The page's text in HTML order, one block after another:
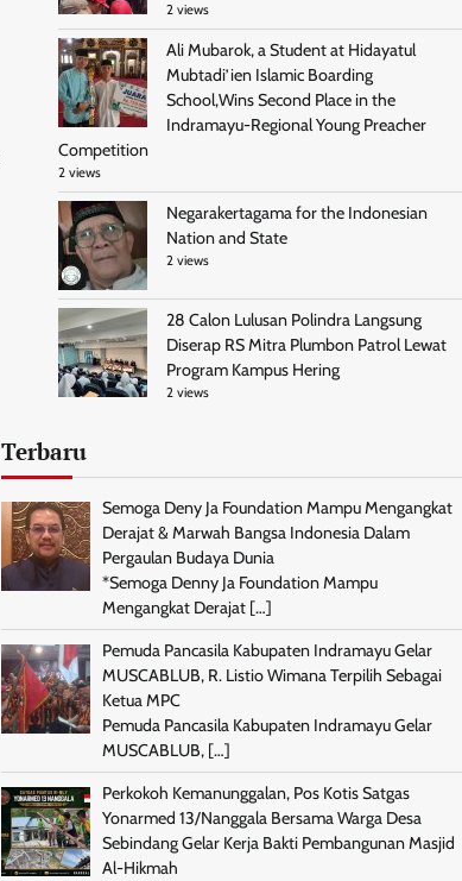
2 views
Ali Mubarok, a Student at Hidayatul
Mubtadi’ien Islamic Boarding
School,Wins Second Place in the
Indramayu-Regional Young Preacher
Competition
2 views
Negarakertagama for the Indonesian
Nation and State
2 views
28 Calon Lulusan Polindra Langsung
Diserap RS Mitra Plumbon Patrol Lewat
Program Kampus Hering
2 views
Terbaru
Semoga Deny Ja Foundation Mampu Mengangkat
Derajat & Marwah Bangsa Indonesia Dalam
Pergaulan Budaya Dunia
*Semoga Denny Ja Foundation Mampu
Mengangkat Derajat […]
Pemuda Pancasila Kabupaten Indramayu Gelar
MUSCABLUB, R. Listio Wimana Terpilih Sebagai
Ketua MPC
Pemuda Pancasila Kabupaten Indramayu Gelar
MUSCABLUB, […]
Perkokoh Kemanunggalan, Pos Kotis Satgas
Yonarmed 13/Nanggala Bersama Warga Desa
Sebindang Gelar Kerja Bakti Pembangunan Masjid
Al-Hikmah